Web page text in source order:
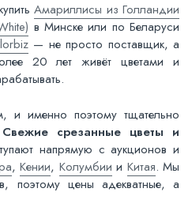
Амариллисы из Голландии
в Минске или по Беларуси
— не просто поставщик, а
20 лет живёт цветами и
именно поэтому тщательно
Свежие срезанные цветы и
напрямую с аукционов и
, Кении, Колумбии и Китая. Мы
поэтому цены адекватные, а